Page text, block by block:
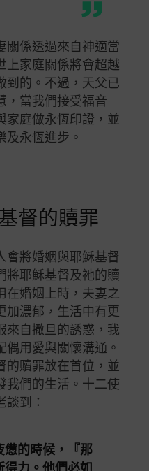
關係透過來自神適當
上家庭關係將會超越
到的。不過，天父已
，當我們接受福音
家庭做永恆印證，並
及永恆進步。
督的贖罪
會將婚姻與耶穌基督
將耶穌基督及祂的贖
在婚姻上時，夫妻之
加濃郁，生活中有更
來自撒旦的誘惑，我
用愛與關懷溝通。
的贖罪放在首位，並
我們的生活。十二使
到：
憊的時候，『那
力。他們必如